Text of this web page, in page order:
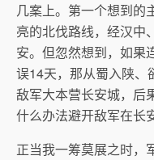
几案上。第一个想到的
亮的北伐路线，经汉中
安。但忽然想到，如果
误14天，那从蜀入陕、
敌军大本营长安城，后
什么办法避开敌军在长
正当我一筹莫展之时，